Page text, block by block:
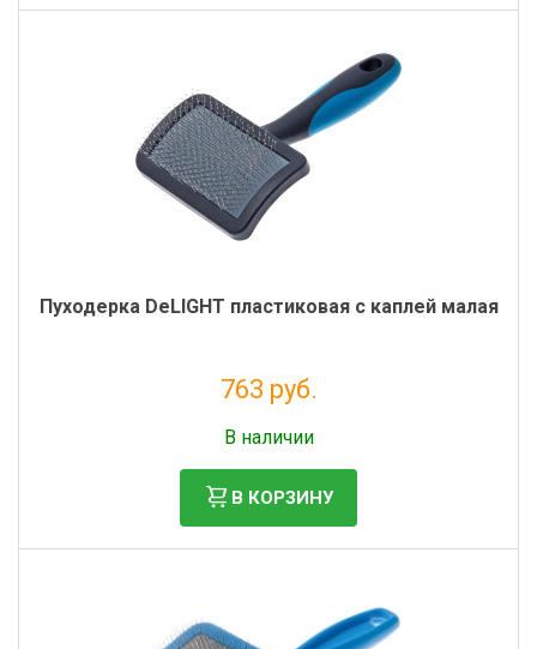
Пуходерка DeLIGHT пластиковая с каплей малая
763 руб.
В наличии
В КОРЗИНУ